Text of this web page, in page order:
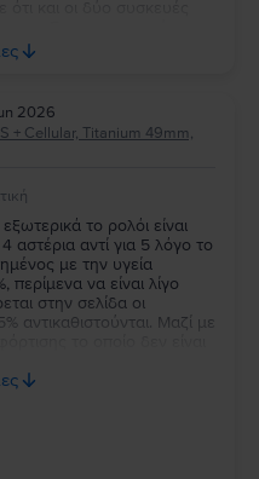
να τα χαρείτε και τα
2026
+ Cellular, Titanium 49mm,
το ρολόι είναι
αστέρια αντί για 5 λόγο το
με την υγεία
περίμενα να είναι λίγο
στην σελίδα οι
αντικαθιστούνται. Μαζί με